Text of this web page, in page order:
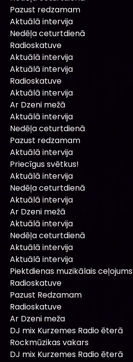
Pazust redzamam
Aktuālā intervija
Nedēļa ceturtdienā
Radioskatuve
Aktuālā intervija
Aktuālā intervija
Radioskatuve
Aktuālā intervija
Ar Dzeni mežā
Aktuālā intervija
Nedēļa ceturtdienā
Pazust redzamam
Aktuālā intervija
Priecīgus svētkus!
Aktuālā intervija
Nedēļa ceturtdienā
Aktuālā intervija
Ar Dzeni mežā
Aktuālā intervija
Nedēļa ceturtdienā
Aktuālā intervija
Aktuālā intervija
Piektdienas muzikālais ceļojums
Radioskatuve
Pazust Redzamam
Radioskatuve
Ar Dzeni meža
DJ mix Kurzemes Radio ēterā
Rockmūzikas vakars
DJ mix Kurzemes Radio ēterā